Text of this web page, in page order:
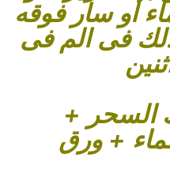
أو سار فوقه
فى الم فى
السحر +
+ ورق